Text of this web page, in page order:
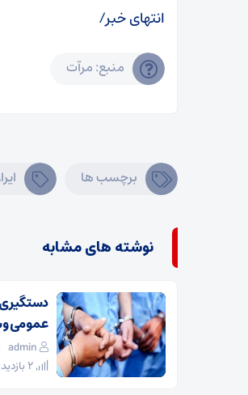
انتهای خبر/
منبع: مرآت
برچسب ها
نوشته های مشابه
دستگیری
عمومی
admin